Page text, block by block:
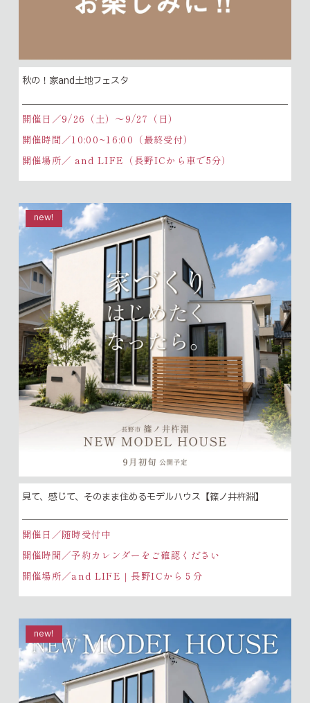
秋の！家and土地フェスタ
開催日／9/26（土）〜9/27（日）
開催時間／10:00~16:00（最終受付）
開催場所／ and LIFE（長野ICから車で5分）
new!
見て、感じて、そのまま住めるモデルハウス【篠ノ井杵淵】
開催日／随時受付中
開催時間／予約カレンダーをご確認ください
開催場所／and LIFE｜長野ICから５分
new!